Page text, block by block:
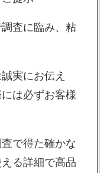
査に臨み、粘
実にお伝え
は必ずお客様
で得た確かな
る詳細で高品